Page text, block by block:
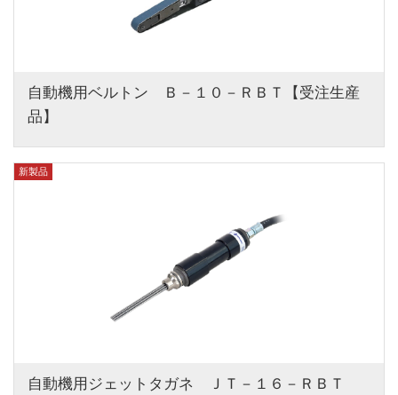
自動機用ベルトン　Ｂ－１０－ＲＢＴ【受注生産
品】
新製品
自動機用ジェットタガネ　ＪＴ－１６－ＲＢＴ